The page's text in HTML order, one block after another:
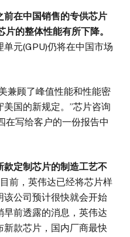
前在中国销售的专供芯片
的整体性能有所下降。
元(GPU)仍将在中国市场
顾了峰值性能和性能密
国的新规定。”芯片咨询
在写给客户的一份报告中
款定制芯片的制造工艺不
目前，英伟达已经将芯片样
公司预计很快就会开始
前透露的消息，英伟达
新款芯片，国内厂商最快